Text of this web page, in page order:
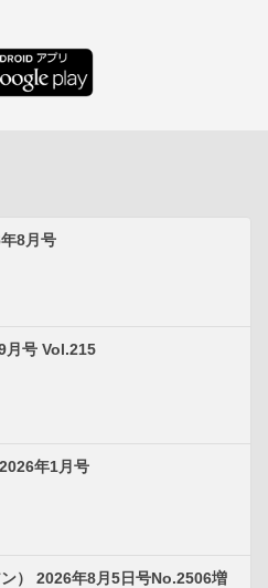
8月号
月号 Vol.215
年1月号
） 2026年8月5日号No.2506増